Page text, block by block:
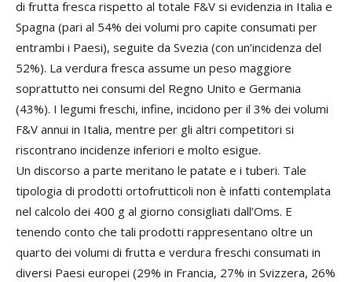
di frutta fresca rispetto al totale F&V si evidenzia in Italia e
Spagna (pari al 54% dei volumi pro capite consumati per
entrambi i Paesi), seguite da Svezia (con un’incidenza del
52%). La verdura fresca assume un peso maggiore
soprattutto nei consumi del Regno Unito e Germania
(43%). I legumi freschi, infine, incidono per il 3% dei volumi
F&V annui in Italia, mentre per gli altri competitori si
riscontrano incidenze inferiori e molto esigue.
Un discorso a parte meritano le patate e i tuberi. Tale
tipologia di prodotti ortofrutticoli non è infatti contemplata
nel calcolo dei 400 g al giorno consigliati dall’Oms. E
tenendo conto che tali prodotti rappresentano oltre un
quarto dei volumi di frutta e verdura freschi consumati in
diversi Paesi europei (29% in Francia, 27% in Svizzera, 26%